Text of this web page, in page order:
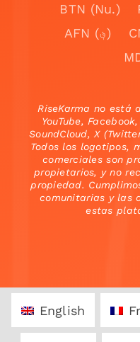
BTN (Nu.)
AFN (؋)
RiseKarma no está
YouTube,
SoundCloud, X
Todos los logotipos,
comerciales son
propietarios, y no
propiedad.
comunitarias y las
estas
English